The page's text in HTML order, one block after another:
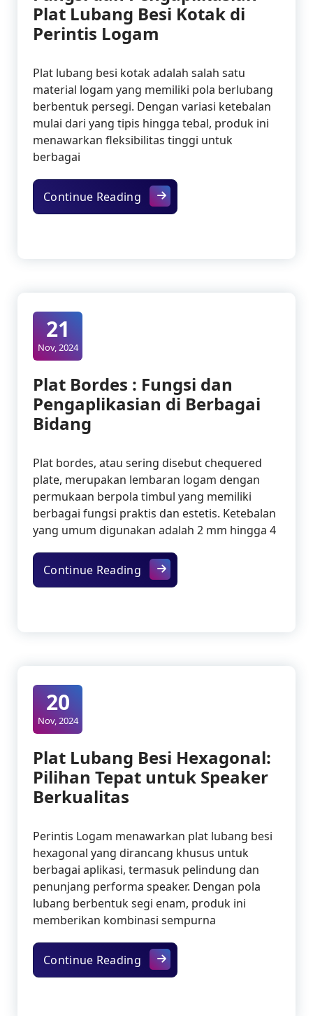
Plat Lubang Besi Kotak di
Perintis Logam
Plat lubang besi kotak adalah salah satu
material logam yang memiliki pola berlubang
berbentuk persegi. Dengan variasi ketebalan
mulai dari yang tipis hingga tebal, produk ini
menawarkan fleksibilitas tinggi untuk
berbagai
Continue ReadingFungsi dan Pengaplikasian
21
Nov, 2024
Plat Bordes : Fungsi dan
Pengaplikasian di Berbagai
Bidang
Plat bordes, atau sering disebut chequered
plate, merupakan lembaran logam dengan
permukaan berpola timbul yang memiliki
berbagai fungsi praktis dan estetis. Ketebalan
yang umum digunakan adalah 2 mm hingga 4
Continue ReadingPlat Bordes : Fungsi dan
20
Nov, 2024
Plat Lubang Besi Hexagonal:
Pilihan Tepat untuk Speaker
Berkualitas
Perintis Logam menawarkan plat lubang besi
hexagonal yang dirancang khusus untuk
berbagai aplikasi, termasuk pelindung dan
penunjang performa speaker. Dengan pola
lubang berbentuk segi enam, produk ini
memberikan kombinasi sempurna
Continue ReadingPlat Lubang Besi Hexagonal: